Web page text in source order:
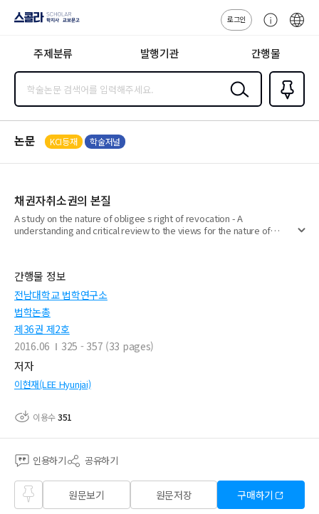
지사·교보문고
로그인
센
주제분류 발행기관 간행물
검색
즐겨찾
기0
논문 KCI등재 학술저널
채권자취소권의 본질
A study on the nature of obligee s right of revocation - A
understanding and critical review to the views for the nature of
간행물 정보
전남대학교 법학연구소
법학논총
제36권 제2호
2016.06
325 - 357 (33 pages)
저자
이현재(LEE Hyunjai)
이용수351
인용하기 공유하기
즐겨
원문보기 원문저장 구매하기